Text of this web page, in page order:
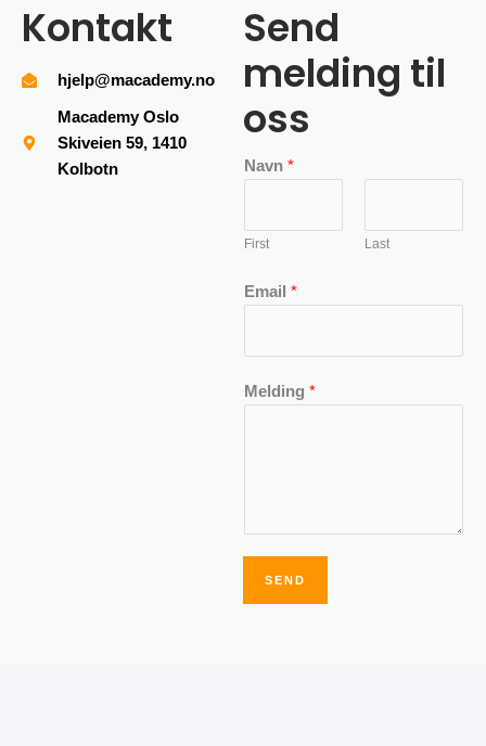
Kontakt
hjelp@macademy.no
Macademy Oslo
Skiveien 59, 1410
Kolbotn
Send
melding til
oss
Navn *
First Last
Email *
Melding *
SEND